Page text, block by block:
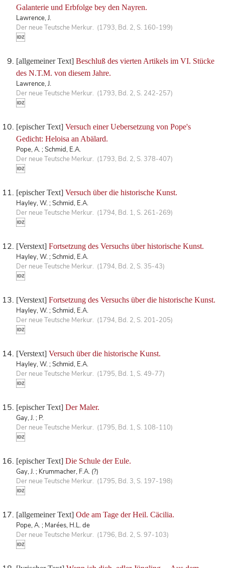
Galanterie und Erbfolge bey den Nayren.
Lawrence, J.
Der neue Teutsche Merkur. (1793, Bd. 2, S. 160-199)
[allgemeiner Text] Beschluß des vierten Artikels im VI. Stücke
des N.T.M. von diesem Jahre.
Lawrence, J.
Der neue Teutsche Merkur. (1793, Bd. 2, S. 242-257)
[epischer Text] Versuch einer Uebersetzung von Pope's
Gedicht: Heloisa an Abälard.
Pope, A. ; Schmid, E.A.
Der neue Teutsche Merkur. (1793, Bd. 2, S. 378-407)
[epischer Text] Versuch über die historische Kunst.
Hayley, W. ; Schmid, E.A.
Der neue Teutsche Merkur. (1794, Bd. 1, S. 261-269)
[Verstext] Fortsetzung des Versuchs über historische Kunst.
Hayley, W. ; Schmid, E.A.
Der neue Teutsche Merkur. (1794, Bd. 2, S. 35-43)
[Verstext] Fortsetzung des Versuchs über die historische Kunst.
Hayley, W. ; Schmid, E.A.
Der neue Teutsche Merkur. (1794, Bd. 2, S. 201-205)
[Verstext] Versuch über die historische Kunst.
Hayley, W. ; Schmid, E.A.
Der neue Teutsche Merkur. (1795, Bd. 1, S. 49-77)
[epischer Text] Der Maler.
Gay, J. ; P.
Der neue Teutsche Merkur. (1795, Bd. 1, S. 108-110)
[epischer Text] Die Schule der Eule.
Gay, J. ; Krummacher, F.A. (?)
Der neue Teutsche Merkur. (1795, Bd. 3, S. 197-198)
[allgemeiner Text] Ode am Tage der Heil. Cäcilia.
Pope, A. ; Marées, H.L. de
Der neue Teutsche Merkur. (1796, Bd. 2, S. 97-103)